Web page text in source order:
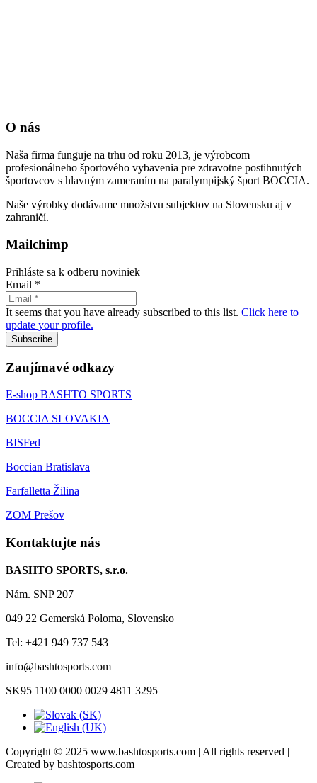
O nás
Naša firma funguje na trhu od roku 2013, je výrobcom
profesionálneho športového vybavenia pre zdravotne postihnutých
športovcov s hlavným zameraním na paralympijský šport BOCCIA.
Naše výrobky dodávame množstvu subjektov na Slovensku aj v
zahraničí.
Mailchimp
Prihláste sa k odberu noviniek
Email *
It seems that you have already subscribed to this list. Click here to
update your profile.
Subscribe
Zaujímavé odkazy
E-shop BASHTO SPORTS
BOCCIA SLOVAKIA
BISFed
Boccian Bratislava
Farfalletta Žilina
ZOM Prešov
Kontaktujte nás
BASHTO SPORTS, s.r.o.
Nám. SNP 207
049 22 Gemerská Poloma, Slovensko
Tel: +421 949 737 543
info@bashtosports.com
SK95 1100 0000 0029 4811 3295
Copyright © 2025 www.bashtosports.com | All rights reserved |
Created by bashtosports.com